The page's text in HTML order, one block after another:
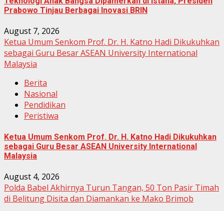
Prabowo Tinjau Berbagai Inovasi BRIN
August 7, 2026
Ketua Umum Senkom Prof. Dr. H. Katno Hadi Dikukuhkan
sebagai Guru Besar ASEAN University International
Malaysia
Berita
Nasional
Pendidikan
Peristiwa
Ketua Umum Senkom Prof. Dr. H. Katno Hadi Dikukuhkan
sebagai Guru Besar ASEAN University International
Malaysia
August 4, 2026
Polda Babel Akhirnya Turun Tangan, 50 Ton Pasir Timah
di Belitung Disita dan Diamankan ke Mako Brimob